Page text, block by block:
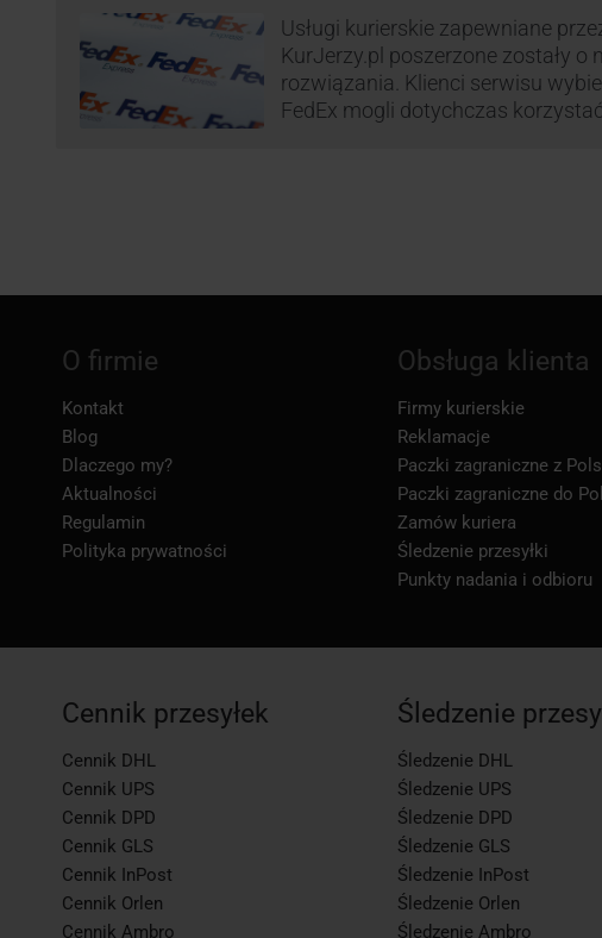
Usługi kurierskie zapewniane
KurJerzy.pl poszerzone zostały o
rozwiązania. Klienci serwisu
FedEx mogli dotychczas
O firmie
Kontakt
Blog
Dlaczego my?
Aktualności
Regulamin
Polityka prywatności
Obsługa klienta
Firmy kurierskie
Reklamacje
Paczki zagraniczne z
Paczki zagraniczne do
Zamów kuriera
Śledzenie przesyłki
Punkty nadania i odbioru
Cennik przesyłek
Cennik DHL
Cennik UPS
Cennik DPD
Cennik GLS
Cennik InPost
Cennik Orlen
Cennik Ambro
Śledzenie
Śledzenie DHL
Śledzenie UPS
Śledzenie DPD
Śledzenie GLS
Śledzenie InPost
Śledzenie Orlen
Śledzenie Ambro